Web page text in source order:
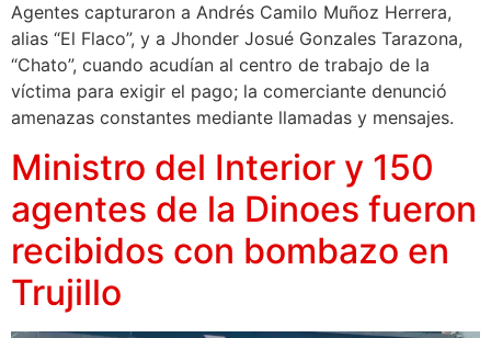
Agentes capturaron a Andrés Camilo Muñoz Herrera,
alias “El Flaco”, y a Jhonder Josué Gonzales Tarazona,
“Chato”, cuando acudían al centro de trabajo de la
víctima para exigir el pago; la comerciante denunció
amenazas constantes mediante llamadas y mensajes.
Ministro del Interior y 150
agentes de la Dinoes fueron
recibidos con bombazo en
Trujillo